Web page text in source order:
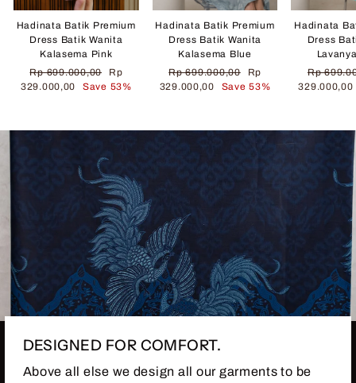
Hadinata Batik Premium
Dress Batik Wanita
Kalasema Pink
Regular
price
Rp 699.000,00
Sale
price
Rp
329.000,00
Save 53%
Hadinata Batik Premium
Dress Batik Wanita
Kalasema Blue
Regular
price
Rp 699.000,00
Sale
price
Rp
329.000,00
Save 53%
Hadinata
Dress
Regular
price
Rp
329.000,00
DESIGNED FOR COMFORT.
Above all else we design all our garments to be